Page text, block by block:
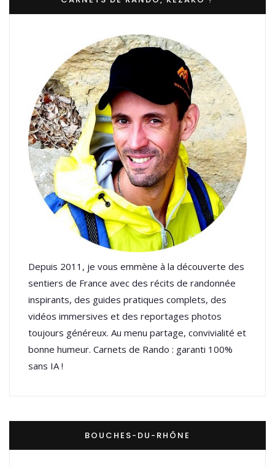
Depuis 2011, je vous emmène à la découverte des
sentiers de France avec des récits de randonnée
inspirants, des guides pratiques complets, des
vidéos immersives et des reportages photos
toujours généreux. Au menu partage, convivialité et
bonne humeur. Carnets de Rando : garanti 100%
sans IA !
BOUCHES-DU-RHÔNE